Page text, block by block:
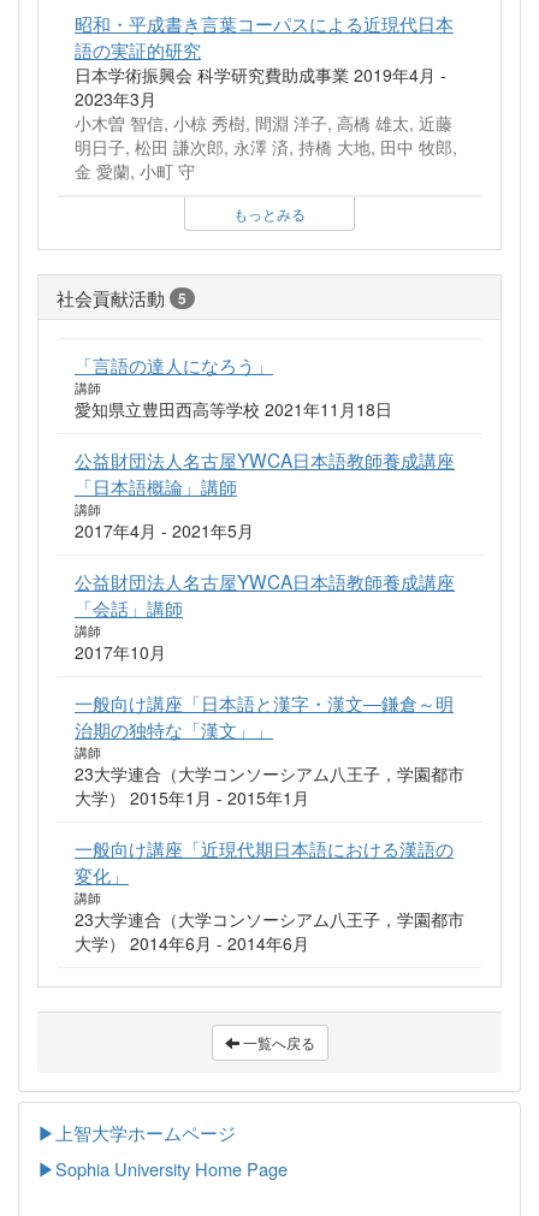
昭和・平成書き言葉コーパスによる近現代日本
語の実証的研究
日本学術振興会 科学研究費助成事業 2019年4月 -
2023年3月
小木曽 智信, 小椋 秀樹, 間淵 洋子, 高橋 雄太, 近藤
明日子, 松田 謙次郎, 永澤 済, 持橋 大地, 田中 牧郎,
金 愛蘭, 小町 守
もっとみる
社会貢献活動 5
「言語の達人になろう」
講師
愛知県立豊田西高等学校 2021年11月18日
公益財団法人名古屋YWCA日本語教師養成講座
「日本語概論」講師
講師
2017年4月 - 2021年5月
公益財団法人名古屋YWCA日本語教師養成講座
「会話」講師
講師
2017年10月
一般向け講座「日本語と漢字・漢文―鎌倉～明
治期の独特な「漢文」」
講師
23大学連合（大学コンソーシアム八王子，学園都市
大学） 2015年1月 - 2015年1月
一般向け講座「近現代期日本語における漢語の
変化」
講師
23大学連合（大学コンソーシアム八王子，学園都市
大学） 2014年6月 - 2014年6月
一覧へ戻る
▶上智大学ホームページ
▶Sophia University Home Page